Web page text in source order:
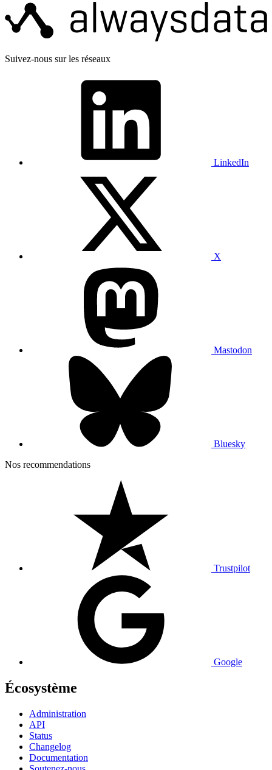
Suivez-nous sur les réseaux
LinkedIn
X
Mastodon
Bluesky
Nos recommendations
Trustpilot
Google
Écosystème
Administration
API
Status
Changelog
Documentation